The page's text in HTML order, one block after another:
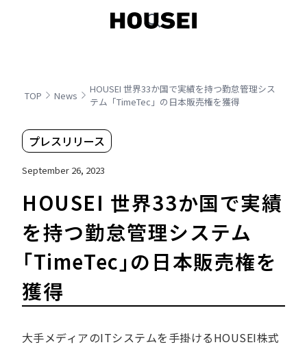
TOP News
HOUSEI 世界33か国で実績を持つ勤怠管理シス
テム「TimeTec」の日本販売権を獲得
プレスリリース
September 26, 2023
HOUSEI 世界33か国で実績
を持つ勤怠管理システム
「TimeTec」の日本販売権を
獲得
大手メディアのITシステムを手掛けるHOUSEI株式